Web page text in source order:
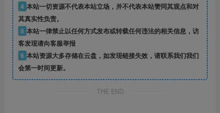
4 本站一切资源不代表本站立场，并不代表本站赞同其观点和对
其真实性负责。
5 本站一律禁止以任何方式发布或转载任何违法的相关信息，访
客发现请向客服举报
6 本站资源大多存储在云盘，如发现链接失效，请联系我们我们
会第一时间更新。
THE END